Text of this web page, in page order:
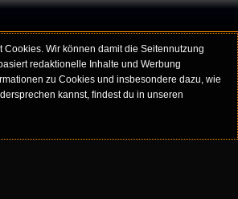
Cookies. Wir können damit die Seitennutzung
redaktionelle Inhalte und Werbung
zu Cookies und insbesondere dazu, wie
kannst, findest du in unseren